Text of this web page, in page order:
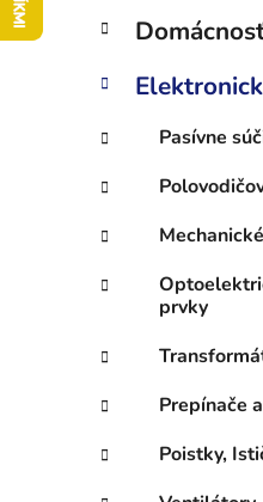
a
n
e
l
i
Pasívne
prvky
Prepínače
Poistky,